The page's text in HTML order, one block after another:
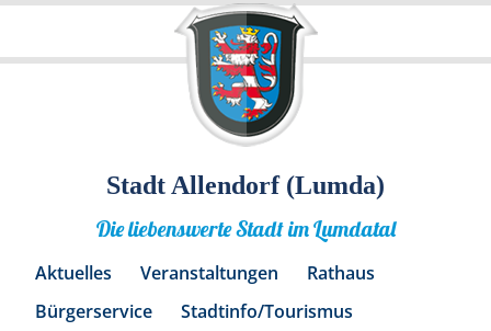
Stadt Allendorf (Lumda)
Die liebenswerte Stadt im Lumdatal
Aktuelles Veranstaltungen
Rathaus
Bürgerservice
Stadtinfo/Tourismus